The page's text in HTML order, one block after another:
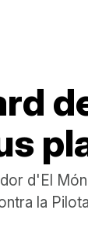
d'El
la